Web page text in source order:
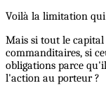
Voilà la limitation qui
Mais si tout le capital
commanditaires, si
obligations parce
l'action au porteur ?